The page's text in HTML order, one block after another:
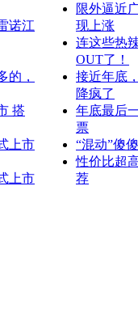
诺江
的，
搭
上市
上市
限外逼近
现上涨
连这些热
OUT了！
接近年底
降疯了
年底最后
票
“混动”傻
性价比超
荐